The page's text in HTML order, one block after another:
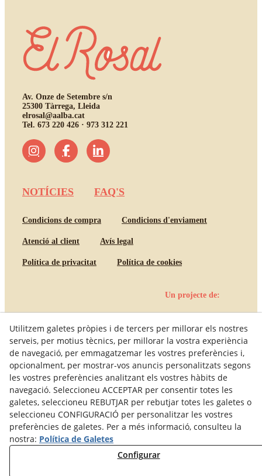
Av. Onze de Setembre s/n
25300 Tàrrega, Lleida
elrosal@aalba.cat
Tel. 673 220 426 · 973 312 221
NOTÍCIES FAQ'S
Condicions de compra Condicions d'enviament
Atenció al client Avís legal
Política de privacitat Política de cookies
Un projecte de:
Utilitzem galetes pròpies i de tercers per millorar els nostres
serveis, per motius tècnics, per millorar la vostra experiència
de navegació, per emmagatzemar les vostres preferències i,
opcionalment, per mostrar-vos anuncis personalitzats segons
les vostres preferències analitzant els vostres hàbits de
navegació. Seleccioneu ACCEPTAR per consentir totes les
galetes, seleccioneu REBUTJAR per rebutjar totes les galetes o
seleccioneu CONFIGURACIÓ per personalitzar les vostres
preferències de galetes. Per a més informació, consulteu la
nostra: Política de Galetes
Configurar